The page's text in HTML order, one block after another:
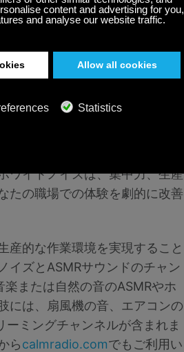
。勤務時間中に心が穏やかな
うなれば、すでに完全に健康
経験したりすることがなくな
環境を楽しむことができま
ワイトノイズは、集中力、生産
たの職場での体験を劇的に改善
産的な作業環境を実現すること
イズとASMRサウンドのチャン
または自然の音のASMRやホ
には、扇風機の音、エアコンの
ミングチャンネルが含まれま
らcalmradio.comでもご利用い